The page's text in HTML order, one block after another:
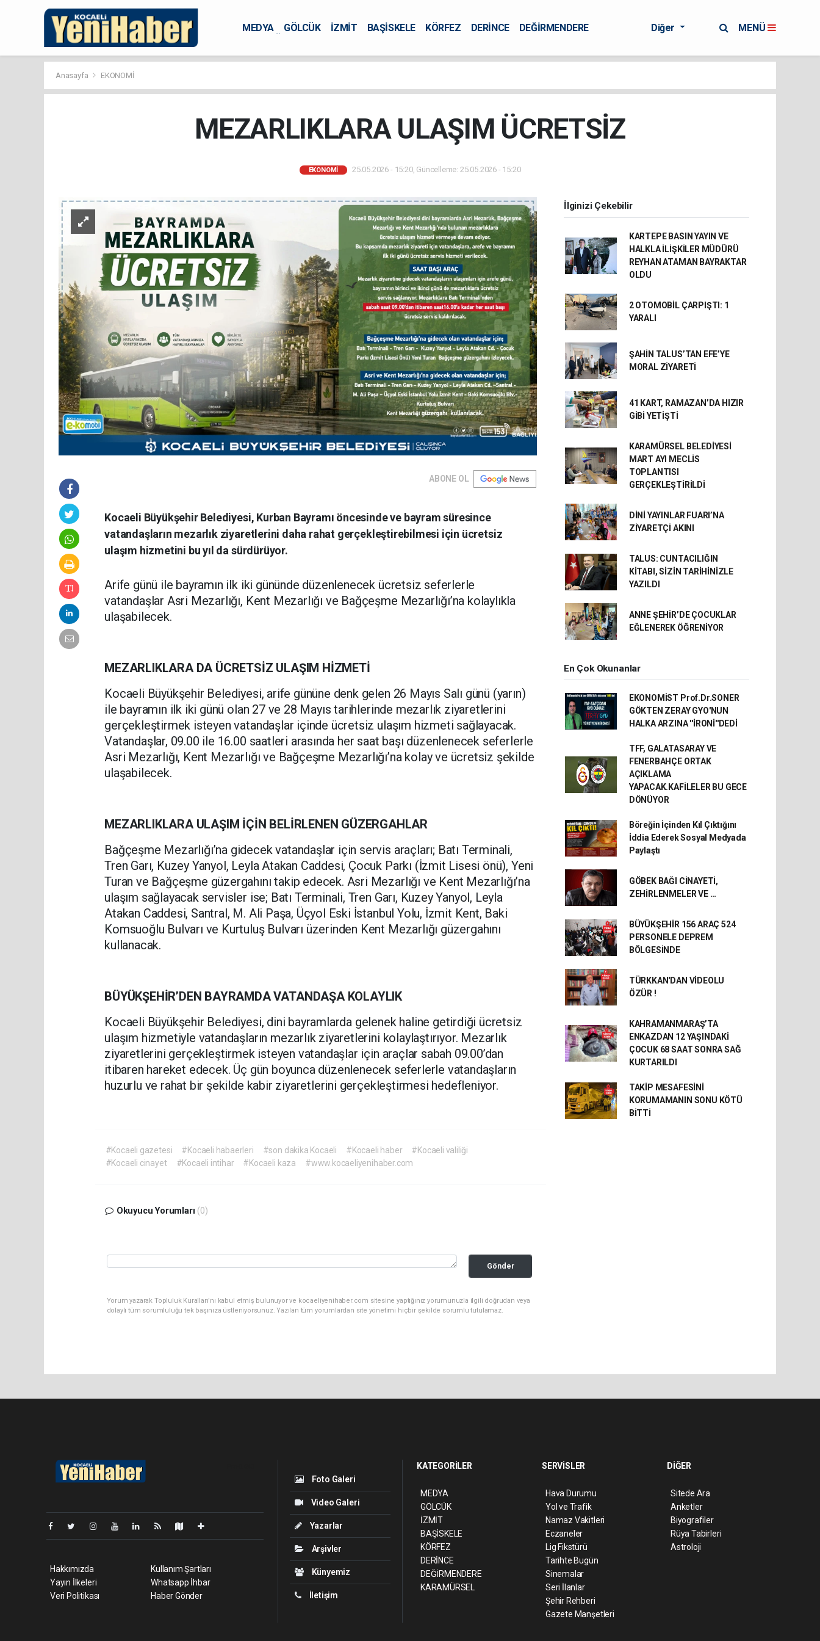
MEDYA GÖLCÜK İZMİT BAŞİSKELE KÖRFEZ DERİNCE
DEĞİRMENDERE
Diğer MENÜ
Anasayfa EKONOMİ
MEZARLIKLARA ULAŞIM ÜCRETSİZ
EKONOMİ 25.05.2026 - 15:20, Güncelleme: 25.05.2026 - 15:20
ABONE OL
Kocaeli Büyükşehir Belediyesi, Kurban Bayramı öncesinde ve bayram süresince
vatandaşların mezarlık ziyaretlerini daha rahat gerçekleştirebilmesi için ücretsiz
ulaşım hizmetini bu yıl da sürdürüyor.
Arife günü ile bayramın ilk iki gününde düzenlenecek ücretsiz seferlerle
vatandaşlar Asri Mezarlığı, Kent Mezarlığı ve Bağçeşme Mezarlığı’na kolaylıkla
ulaşabilecek.
MEZARLIKLARA DA ÜCRETSİZ ULAŞIM HİZMETİ
Kocaeli Büyükşehir Belediyesi, arife gününe denk gelen 26 Mayıs Salı günü (yarın)
ile bayramın ilk iki günü olan 27 ve 28 Mayıs tarihlerinde mezarlık ziyaretlerini
gerçekleştirmek isteyen vatandaşlar içinde ücretsiz ulaşım hizmeti sağlayacak.
Vatandaşlar, 09.00 ile 16.00 saatleri arasında her saat başı düzenlenecek seferlerle
Asri Mezarlığı, Kent Mezarlığı ve Bağçeşme Mezarlığı’na kolay ve ücretsiz şekilde
ulaşabilecek.
MEZARLIKLARA ULAŞIM İÇİN BELİRLENEN GÜZERGAHLAR
Bağçeşme Mezarlığı’na gidecek vatandaşlar için servis araçları; Batı Terminali,
Tren Garı, Kuzey Yanyol, Leyla Atakan Caddesi, Çocuk Parkı (İzmit Lisesi önü), Yeni
Turan ve Bağçeşme güzergahını takip edecek. Asri Mezarlığı ve Kent Mezarlığı’na
ulaşım sağlayacak servisler ise; Batı Terminali, Tren Garı, Kuzey Yanyol, Leyla
Atakan Caddesi, Santral, M. Ali Paşa, Üçyol Eski İstanbul Yolu, İzmit Kent, Baki
Komsuoğlu Bulvarı ve Kurtuluş Bulvarı üzerinden Kent Mezarlığı güzergahını
kullanacak.
BÜYÜKŞEHİR’DEN BAYRAMDA VATANDAŞA KOLAYLIK
Kocaeli Büyükşehir Belediyesi, dini bayramlarda gelenek haline getirdiği ücretsiz
ulaşım hizmetiyle vatandaşların mezarlık ziyaretlerini kolaylaştırıyor. Mezarlık
ziyaretlerini gerçekleştirmek isteyen vatandaşlar için araçlar sabah 09.00’dan
itibaren hareket edecek. Üç gün boyunca düzenlenecek seferlerle vatandaşların
huzurlu ve rahat bir şekilde kabir ziyaretlerini gerçekleştirmesi hedefleniyor.
#Kocaeli gazetesi #Kocaeli habaerleri #son dakika Kocaeli #Kocaeli haber
#Kocaeli valiliği
#Kocaeli cinayet
#Kocaeli intihar #Kocaeli kaza #www.kocaeliyenihaber.com
Okuyucu Yorumları (0)
Gönder
Yorum yazarak Topluluk Kuralları’nı kabul etmiş bulunuyor ve kocaeliyenihaber.com sitesine yaptığınız yorumunuzla ilgili doğrudan veya
dolaylı tüm sorumluluğu tek başınıza üstleniyorsunuz. Yazılan tüm yorumlardan site yönetimi hiçbir şekilde sorumlu tutulamaz.
İlginizi Çekebilir
KARTEPE BASIN YAYIN VE
HALKLA İLİŞKİLER MÜDÜRÜ
REYHAN ATAMAN BAYRAKTAR
OLDU
2 OTOMOBİL ÇARPIŞTI: 1
YARALI
ŞAHİN TALUS’TAN EFE’YE
MORAL ZİYARETİ
41 KART, RAMAZAN’DA HIZIR
GİBİ YETİŞTİ
KARAMÜRSEL BELEDİYESİ
MART AYI MECLİS
TOPLANTISI
GERÇEKLEŞTİRİLDİ
DİNİ YAYINLAR FUARI’NA
ZİYARETÇİ AKINI
TALUS: CUNTACILIĞIN
KİTABI, SİZİN TARİHİNİZLE
YAZILDI
ANNE ŞEHİR’DE ÇOCUKLAR
EĞLENEREK ÖĞRENİYOR
En Çok Okunanlar
EKONOMİST Prof.Dr.SONER
GÖKTEN ZERAY GYO'NUN
HALKA ARZINA ''İRONİ''DEDİ
TFF, GALATASARAY VE
FENERBAHÇE ORTAK
AÇIKLAMA
YAPACAK.KAFİLELER BU GECE
DÖNÜYOR
Böreğin İçinden Kıl Çıktığını
İddia Ederek Sosyal Medyada
Paylaştı
GÖBEK BAĞI CİNAYETİ,
ZEHİRLENMELER VE …
BÜYÜKŞEHİR 156 ARAÇ 524
PERSONELE DEPREM
BÖLGESİNDE
TÜRKKAN'DAN VİDEOLU
ÖZÜR !
KAHRAMANMARAŞ’TA
ENKAZDAN 12 YAŞINDAKİ
ÇOCUK 68 SAAT SONRA SAĞ
KURTARILDI
TAKİP MESAFESİNİ
KORUMAMANIN SONU KÖTÜ
BİTTİ
Hakkımızda
Yayın İlkeleri
Veri Politikası
Kullanım Şartları
Whatsapp İhbar
Haber Gönder
Foto Galeri
Video Galeri
Yazarlar
Arşivler
Künyemiz
İletişim
KATEGORİLER
MEDYA
GÖLCÜK
İZMİT
BAŞİSKELE
KÖRFEZ
DERİNCE
DEĞİRMENDERE
KARAMÜRSEL
SERVİSLER
Hava Durumu
Yol ve Trafik
Namaz Vakitleri
Eczaneler
Lig Fikstürü
Tarihte Bugün
Sinemalar
Seri İlanlar
Şehir Rehberi
Gazete Manşetleri
DİĞER
Sitede Ara
Anketler
Biyografiler
Rüya Tabirleri
Astroloji